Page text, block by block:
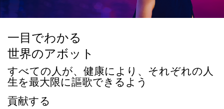
一目でわかる
世界のアボット
すべての人が、健康により、それぞれの人
生を最大限に謳歌できるよう
貢献する